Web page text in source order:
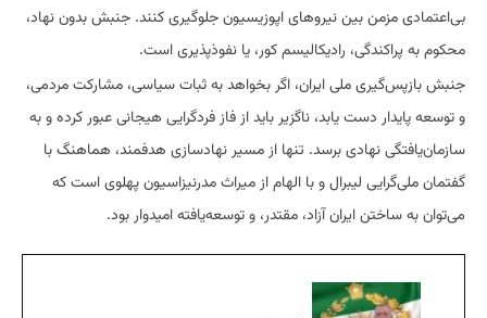
بی‌اعتمادی مزمن بین نیروهای اپوزیسیون جلوگیری کنند. جنبش بدون نهاد،
محکوم به پراکندگی، رادیکالیسم کور، یا نفوذپذیری است.
جنبش بازپس‌گیری ملی ایران، اگر بخواهد به ثبات سیاسی، مشارکت مردمی،
و توسعه پایدار دست یابد، ناگزیر باید از فاز فردگرایی هیجانی عبور کرده و به
سازمان‌یافتگی نهادی برسد. تنها از مسیر نهادسازی هدفمند، هماهنگ با
گفتمان ملی‌گرایی لیبرال و با الهام از میراث مدرنیزاسیون پهلوی است که
می‌توان به ساختن ایران آزاد، مقتدر، و توسعه‌یافته امیدوار بود.